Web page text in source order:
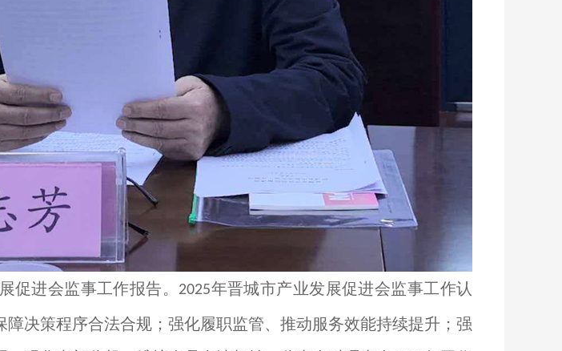
促进会监事工作报告。 2025年晋城市产业发展促进会监事工作认
决策程序合法合规；强化履职监管、推动服务效能持续提升；强